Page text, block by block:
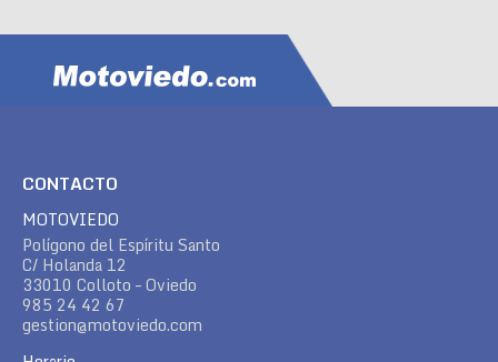
CONTACTO
MOTOVIEDO
Polígono del Espíritu Santo
C/ Holanda 12
33010 Colloto – Oviedo
985 24 42 67
gestion@motoviedo.com